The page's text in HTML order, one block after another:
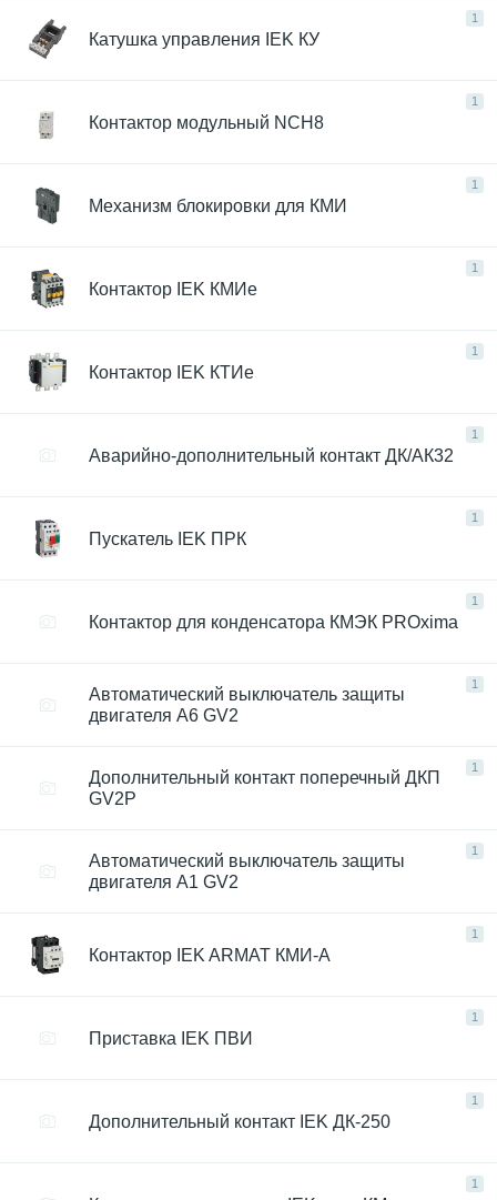
1
Катушка управления IEK КУ
1
Контактор модульный NCH8
1
Механизм блокировки для КМИ
1
Контактор IEK КМИе
1
Контактор IEK КТИe
1
Аварийно-дополнительный контакт ДК/АК32
1
Пускатель IEK ПРК
1
Контактор для конденсатора КМЭК PROxima
1
Автоматический выключатель защиты
двигателя A6 GV2
1
Дополнительный контакт поперечный ДКП
GV2P
1
Автоматический выключатель защиты
двигателя A1 GV2
1
Контактор IEK ARMAT КМИ-А
1
Приставка IEK ПВИ
1
Дополнительный контакт IEK ДК-250
1